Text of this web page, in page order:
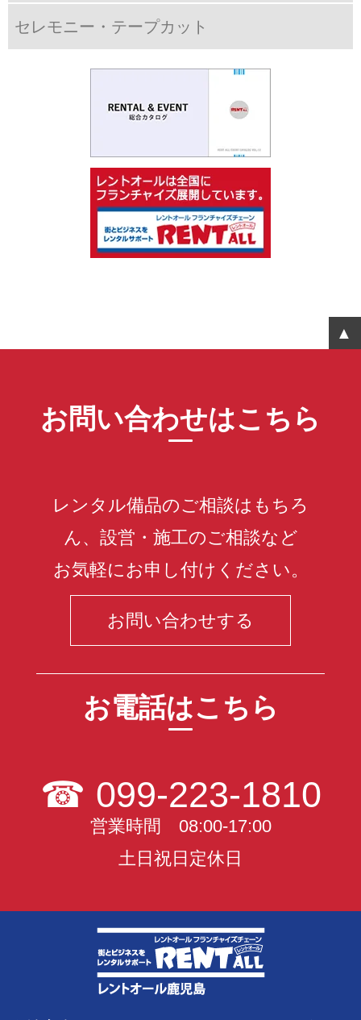
セレモニー・テープカット
お問い合わせはこちら
レンタル備品のご相談はもちろ
ん、設営・施工のご相談など
お気軽にお申し付けください。
お問い合わせする
お電話はこちら
☎ 099-223-1810
営業時間 08:00-17:00
土日祝日定休日